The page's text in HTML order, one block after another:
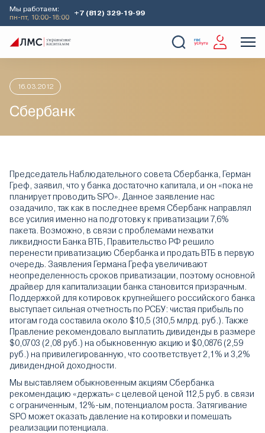
Мы работаем:
пн-пт, 10:00-18:00
+7 (812) 329-19-99
Главная Аналитика
16.03.2012
Сбербанк
Председатель Наблюдательного совета Сбербанка, Герман
Греф, заявил, что у банка достаточно капитала, и он «пока не
планирует проводить SPO». Данное заявление нас
озадачило, так как в последнее время Сбербанк направлял
все усилия именно на подготовку к приватизации 7,6%
пакета. Возможно, в связи с проблемами нехватки
ликвидности Банка ВТБ, Правительство РФ решило
перенести приватизацию Сбербанка и продать ВТБ в первую
очередь. Заявления Германа Грефа увеличивают
неопределенность сроков приватизации, поэтому основной
драйвер для капитализации банка становится призрачным.
Поддержкой для котировок крупнейшего российского банка
выступает сильная отчетность по РСБУ: чистая прибыль по
итогам года составила около $10,5 (310,5 млрд. руб.). Также
Правление рекомендовало выплатить дивиденды в размере
$0,0703 (2,08 руб.) на обыкновенную акцию и $0,0876 (2,59
руб.) на привилегированную, что соответствует 2,1% и 3,2%
дивидендной доходности.
Мы выставляем обыкновенным акциям Сбербанка
рекомендацию «держать» с целевой ценой 112,5 руб. в связи
с ограниченным, 12%-ым, потенциалом роста. Затягивание
SPO может оказать давление на котировки и помешать
реализации потенциала.